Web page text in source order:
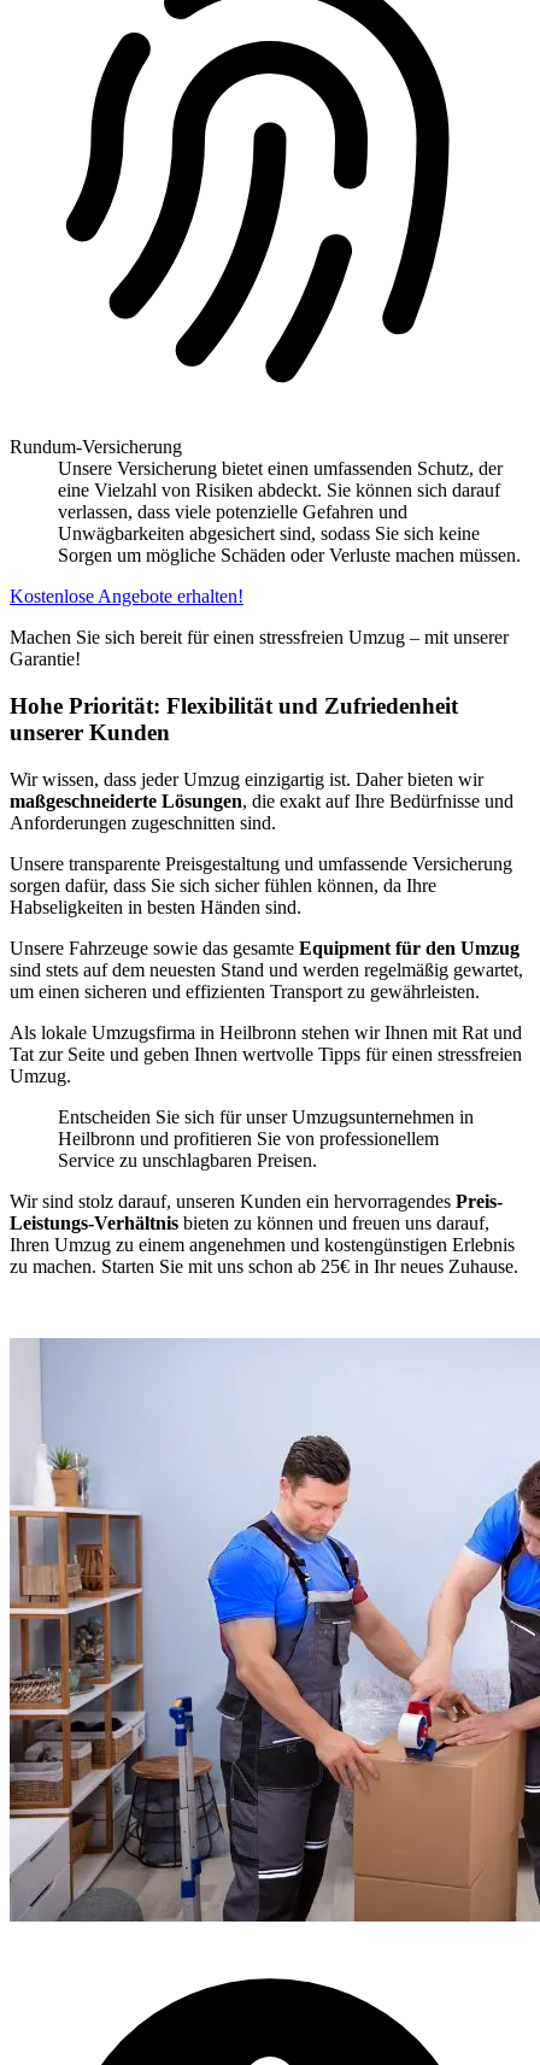
Rundum-Versicherung
Unsere Versicherung bietet einen umfassenden Schutz, der
eine Vielzahl von Risiken abdeckt. Sie können sich darauf
verlassen, dass viele potenzielle Gefahren und
Unwägbarkeiten abgesichert sind, sodass Sie sich keine
Sorgen um mögliche Schäden oder Verluste machen müssen.
Kostenlose Angebote erhalten!
Machen Sie sich bereit für einen stressfreien Umzug – mit unserer
Garantie!
Hohe Priorität: Flexibilität und Zufriedenheit
unserer Kunden
Wir wissen, dass jeder Umzug einzigartig ist. Daher bieten wir
maßgeschneiderte Lösungen, die exakt auf Ihre Bedürfnisse und
Anforderungen zugeschnitten sind.
Unsere transparente Preisgestaltung und umfassende Versicherung
sorgen dafür, dass Sie sich sicher fühlen können, da Ihre
Habseligkeiten in besten Händen sind.
Unsere Fahrzeuge sowie das gesamte Equipment für den Umzug
sind stets auf dem neuesten Stand und werden regelmäßig gewartet,
um einen sicheren und effizienten Transport zu gewährleisten.
Als lokale Umzugsfirma in Heilbronn stehen wir Ihnen mit Rat und
Tat zur Seite und geben Ihnen wertvolle Tipps für einen stressfreien
Umzug.
Entscheiden Sie sich für unser Umzugsunternehmen in
Heilbronn und profitieren Sie von professionellem
Service zu unschlagbaren Preisen.
Wir sind stolz darauf, unseren Kunden ein hervorragendes Preis-
Leistungs-Verhältnis bieten zu können und freuen uns darauf,
Ihren Umzug zu einem angenehmen und kostengünstigen Erlebnis
zu machen. Starten Sie mit uns schon ab 25€ in Ihr neues Zuhause.